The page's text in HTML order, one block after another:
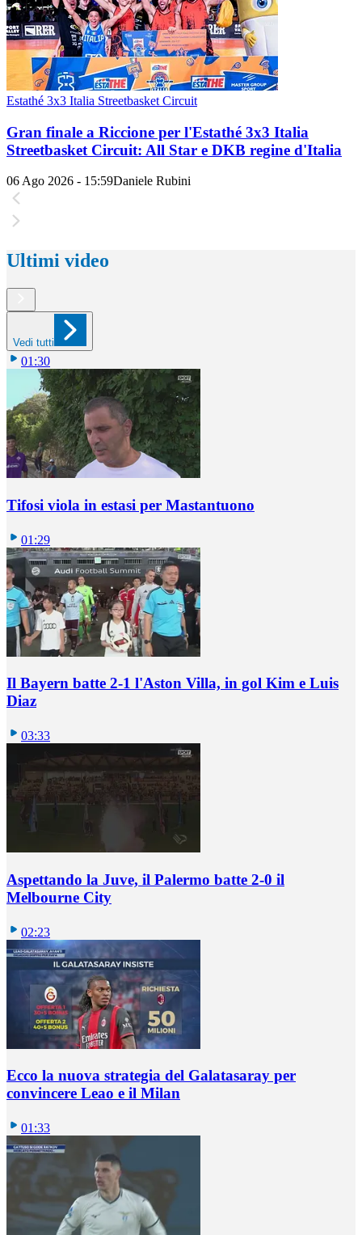
Estathé 3x3 Italia Streetbasket Circuit
Gran finale a Riccione per l'Estathé 3x3 Italia
Streetbasket Circuit: All Star e DKB regine d'Italia
06 Ago 2026 - 15:59Daniele Rubini
Ultimi video
Vedi tutti
01:30
Tifosi viola in estasi per Mastantuono
01:29
Il Bayern batte 2-1 l'Aston Villa, in gol Kim e Luis
Diaz
03:33
Aspettando la Juve, il Palermo batte 2-0 il
Melbourne City
02:23
Ecco la nuova strategia del Galatasaray per
convincere Leao e il Milan
01:33